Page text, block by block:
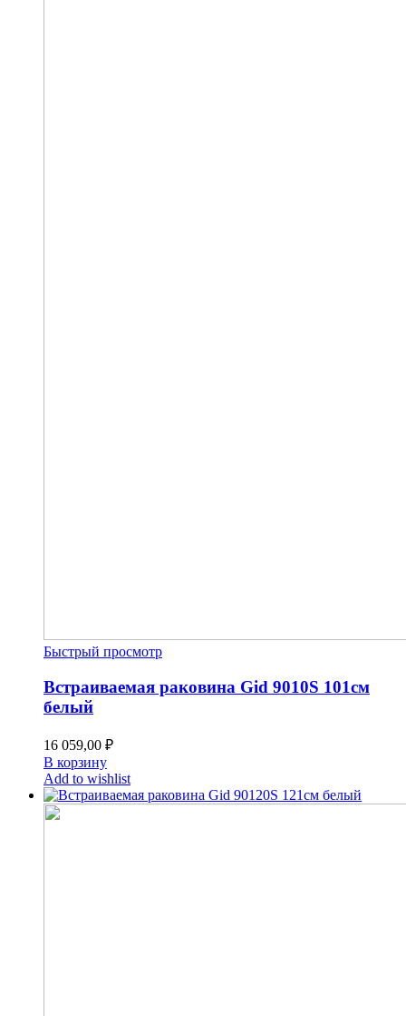
Быстрый просмотр
Встраиваемая раковина Gid 9010S 101см
белый
16 059,00 ₽
В корзину
Add to wishlist